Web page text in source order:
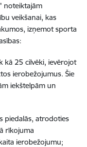
noteiktajām
veikšanai, kas
izņemot sporta
kā 25 cilvēki, ievērojot
ierobežojumus. Šie
iekštelpām un
piedalās, atrodoties
rīkojuma
ierobežojumu;